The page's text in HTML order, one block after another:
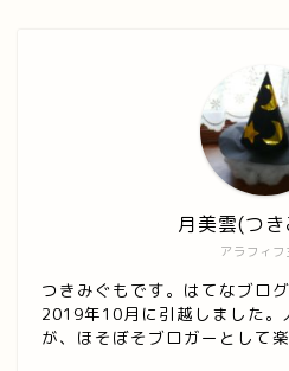
アラフィフ
月美雲(つ
つきみぐもです。はてなブロ
2019年10月に引越しました。
が、ほそぼそブロガーとして